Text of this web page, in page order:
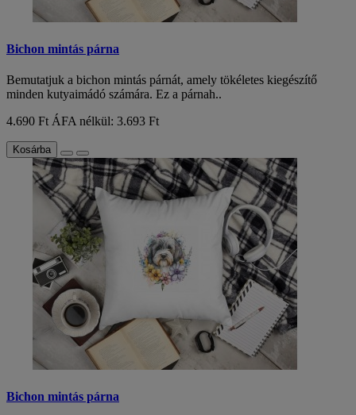
Bichon mintás párna
Bemutatjuk a bichon mintás párnát, amely tökéletes kiegészítő
minden kutyaimádó számára. Ez a párnah..
4.690 Ft ÁFA nélkül: 3.693 Ft
Kosárba
Bichon mintás párna